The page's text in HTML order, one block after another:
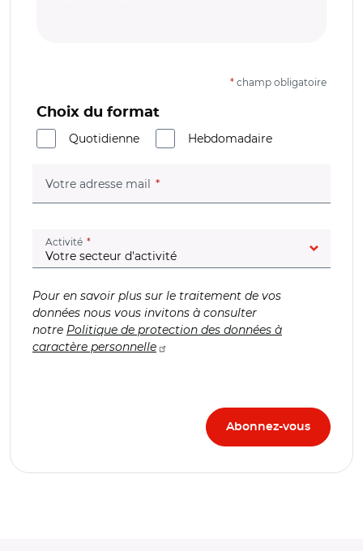
* champ obligatoire
Choix du format
Quotidienne
Hebdomadaire
Votre adresse mail (champ obligatoire)
Activité (champ obligatoire)
Pour en savoir plus sur le traitement de vos
données nous vous invitons à consulter
notre Politique de protection des données à
caractère personnelle